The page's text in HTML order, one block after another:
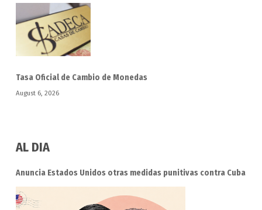
Tasa Oficial de Cambio de Monedas
August 6, 2026
AL DIA
Anuncia Estados Unidos otras medidas punitivas contra Cuba